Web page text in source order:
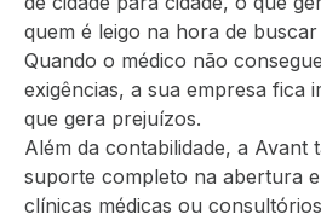
quem é leigo na hora de
Quando o médico não
exigências, a sua empresa fica
que gera prejuízos.
Além da contabilidade, a Avant
suporte completo na abertura
clínicas médicas ou